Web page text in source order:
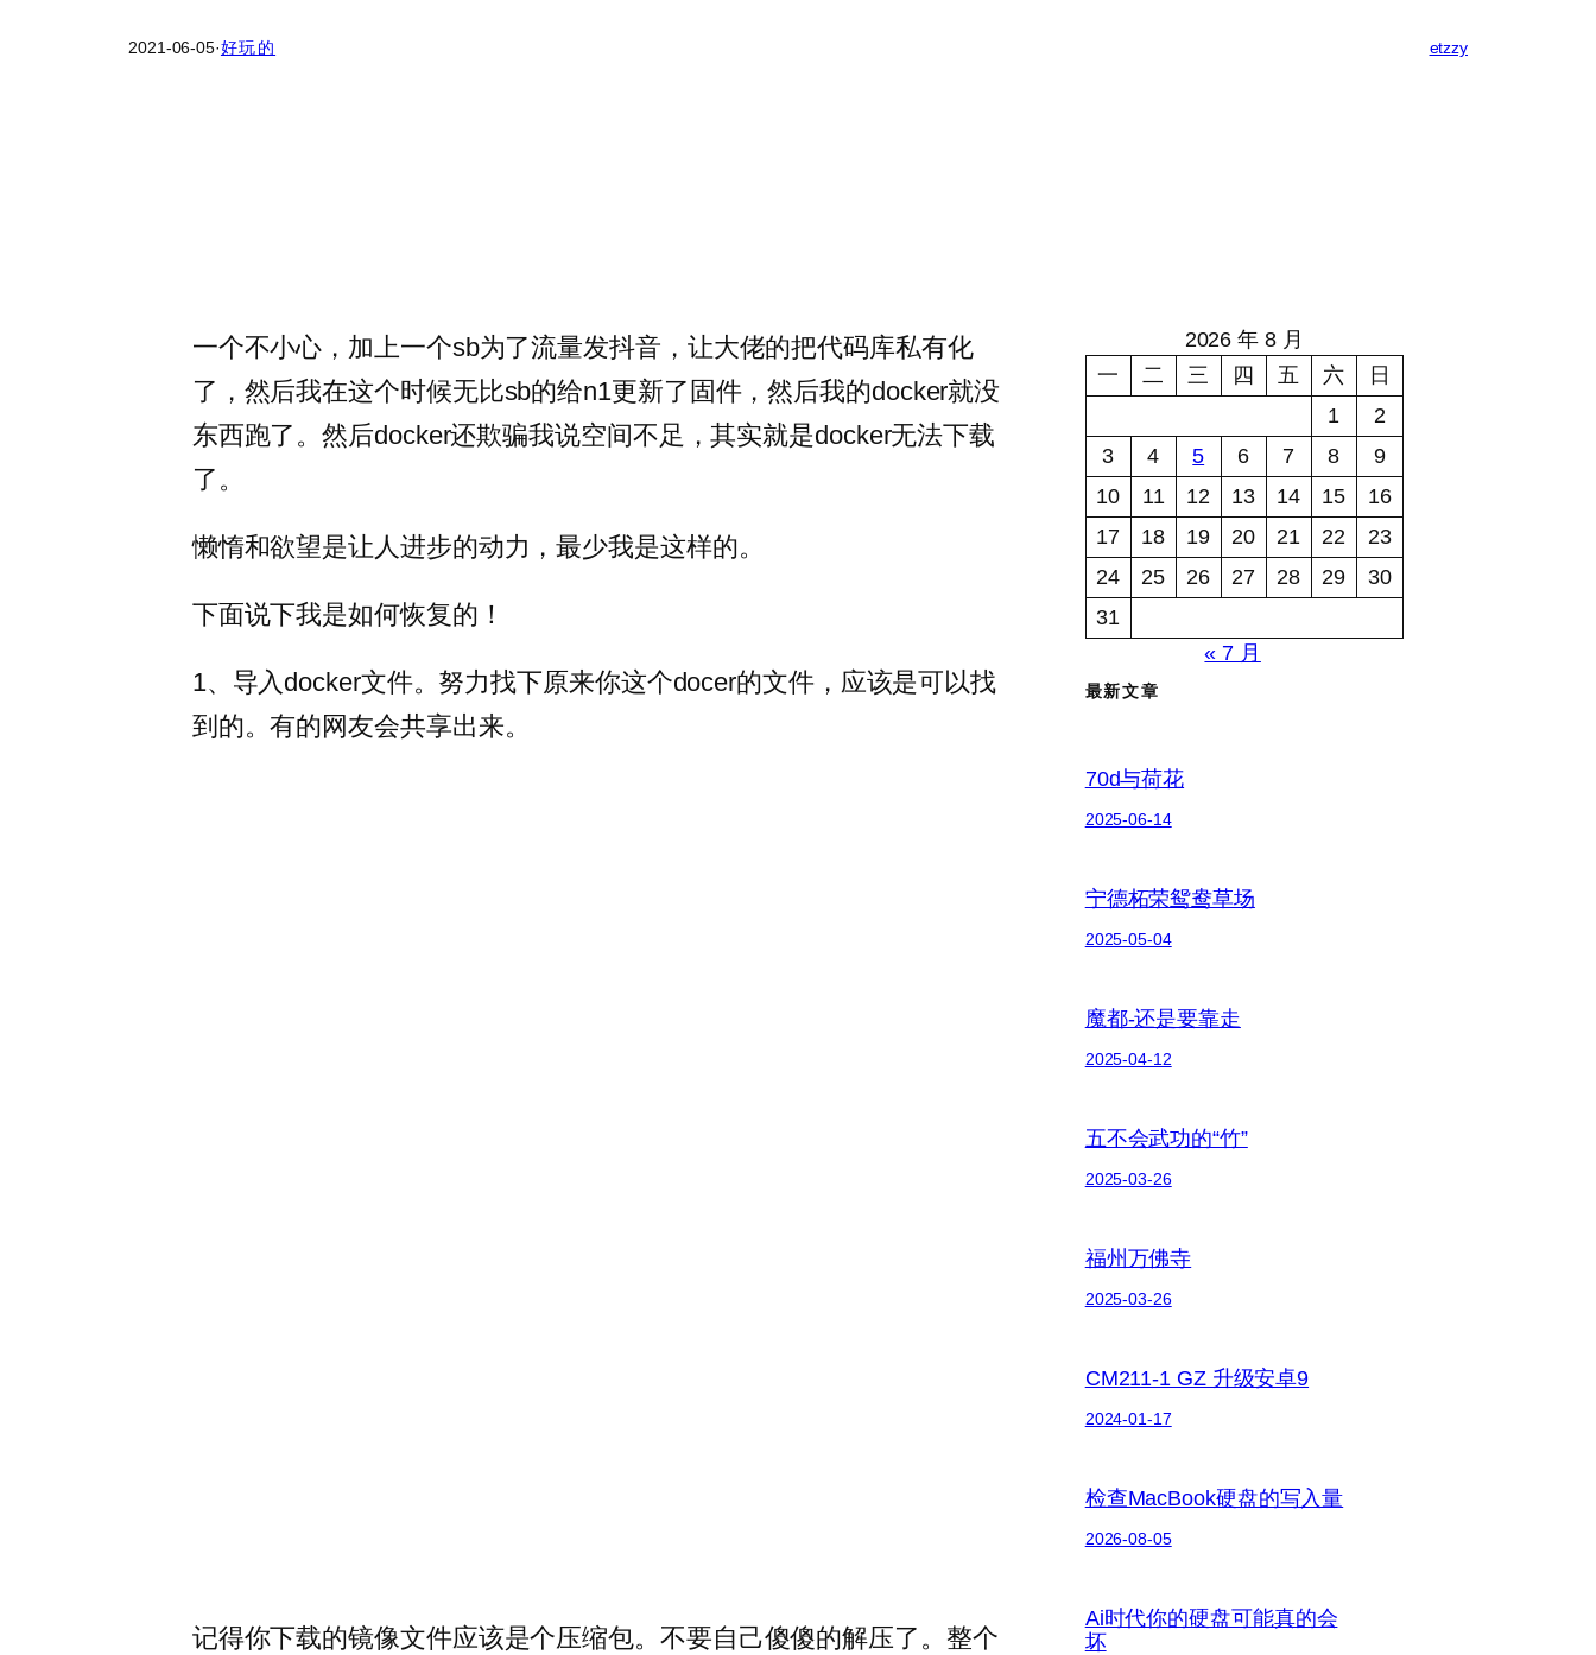
2021-06-05·好玩的 etzzy
一个不小心，加上一个sb为了流量发抖音，让大佬的把代码库私有化
了，然后我在这个时候无比sb的给n1更新了固件，然后我的docker就没
东西跑了。然后docker还欺骗我说空间不足，其实就是docker无法下载
了。
懒惰和欲望是让人进步的动力，最少我是这样的。
下面说下我是如何恢复的！
1、导入docker文件。努力找下原来你这个docer的文件，应该是可以找
到的。有的网友会共享出来。
记得你下载的镜像文件应该是个压缩包。不要自己傻傻的解压了。整个
2026 年 8 月
一
二 三 四 五 六
日
1
2
3
4 5 6 7 8
9
10
11 12 13 14 15
16
17
18 19 20 21 22
23
24
25 26 27 28 29
30
31
« 7 月
最新文章
70d与荷花
2025-06-14
宁德柘荣鸳鸯草场
2025-05-04
魔都-还是要靠走
2025-04-12
五不会武功的“竹”
2025-03-26
福州万佛寺
2025-03-26
CM211-1 GZ 升级安卓9
2024-01-17
检查MacBook硬盘的写入量
2026-08-05
Ai时代你的硬盘可能真的会
坏